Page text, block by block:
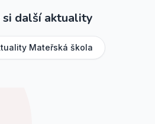
si další aktuality
Mateřská škola